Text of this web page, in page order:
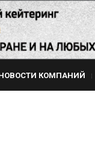
КОМПАНИЙ